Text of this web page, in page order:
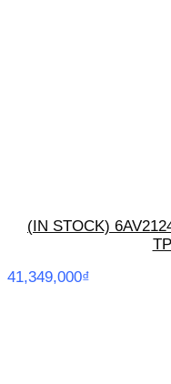
(IN STOCK)
41,349,000₫